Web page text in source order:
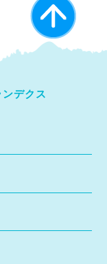
デクス